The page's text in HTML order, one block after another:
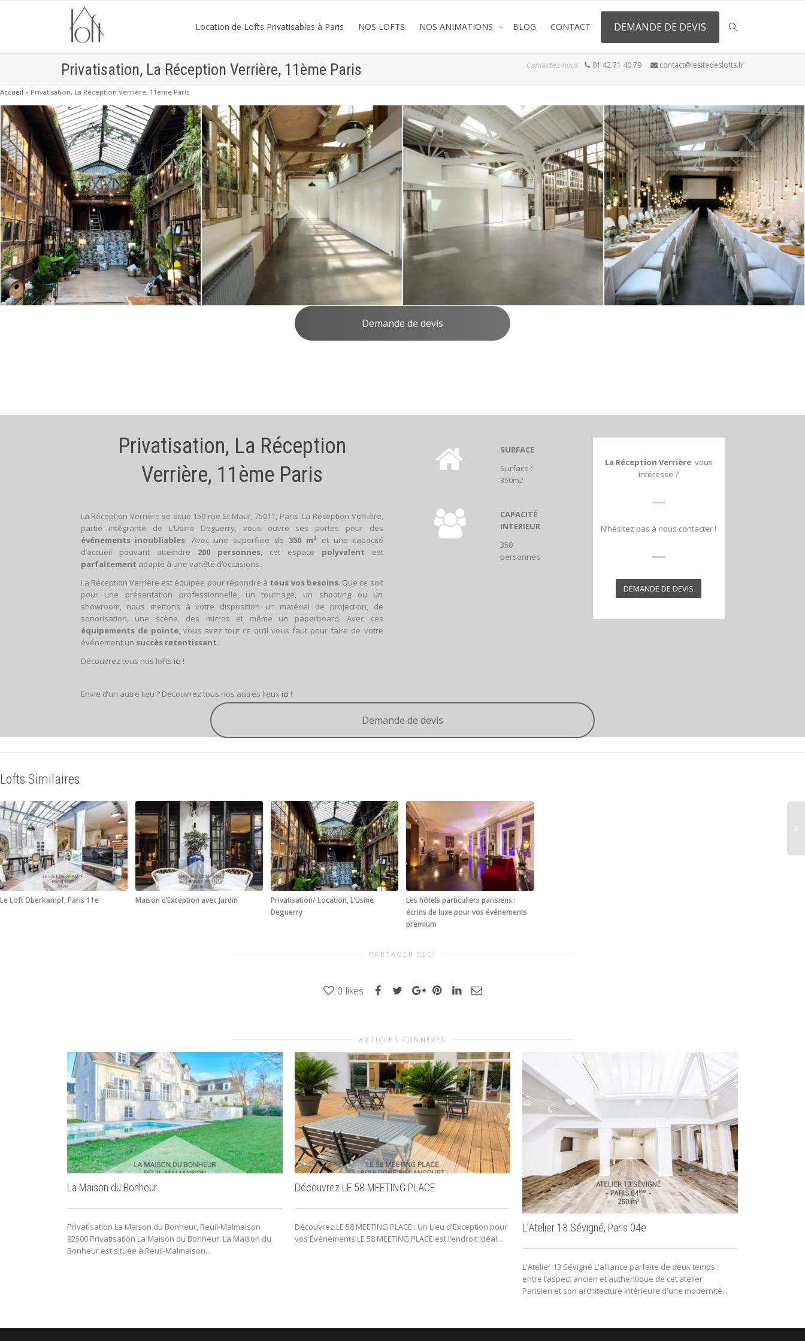
Location de Lofts Privatisables à Paris NOS LOFTS NOS ANIMATIONS BLOG CONTACT DEMANDE DE DEVIS
Privatisation, La Réception Verrière, 11ème Paris Contactez-nous 01 42 71 40 79 contact@lesitedeslofts.fr
Accueil » Privatisation, La Réception Verrière, 11ème Paris
Demande de devis
Privatisation, La Réception
Verrière, 11ème Paris
La Réception Verrière se situe 159 rue St Maur, 75011, Paris. La Réception Verrière,
partie intégrante de L’Usine Deguerry, vous ouvre ses portes pour des
événements inoubliables. Avec une superficie de 350 m²et une capacité
d’accueil pouvant atteindre 200 personnes, cet espace polyvalent est
parfaitement adapté à une variété d’occasions.
La Réception Verrière est équipée pour répondre à tous vos besoins. Que ce soit
pour une présentation professionnelle, un tournage, un shooting ou un
showroom, nous mettons à votre disposition un matériel de projection, de
sonorisation, une scène, des micros et même un paperboard. Avec ces
équipements de pointe, vous avez tout ce qu’il vous faut pour faire de votre
événement un succès retentissant.
Découvrez tous nos lofts ici !
Envie d’un autre lieu ? Découvrez tous nos autres lieux ici !
SURFACE
Surface :
350m2
CAPACITÉ
INTERIEUR
350
personnes
La Réception Verrière vous
intéresse ?
N’hésitez pas à nous contacter !
DEMANDE DE DEVIS
Demande de devis
Lofts Similaires
Le Loft Oberkampf, Paris 11e Maison d’Exception avec Jardin
Privatisation/ Location, L’Usine
Deguerry
Les hôtels particuliers parisiens :
écrins de luxe pour vos événements
premium
PARTAGER CECI
0 likes
ARTICLES CONNEXES
La Maison du Bonheur
Privatisation La Maison du Bonheur, Reuil-Malmaison
92500 Privatisation La Maison du Bonheur. La Maison du
Bonheur est située à Reuil-Malmaison...
Découvrez LE 58 MEETING PLACE
Découvrez LE 58 MEETING PLACE : Un Lieu d'Exception pour
vos Événements LE 58 MEETING PLACE est l’endroit idéal...
L’Atelier 13 Sévigné, Paris 04e
L'Atelier 13 Sévigné L'alliance parfaite de deux temps :
entre l’aspect ancien et authentique de cet atelier
Parisien et son architecture intérieure d'une modernité...